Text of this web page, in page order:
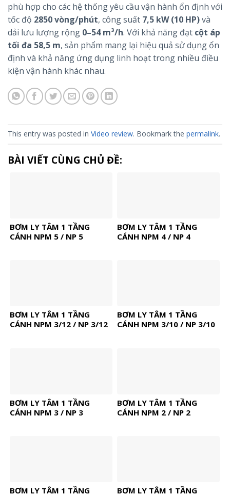
phù hợp cho các hệ thống yêu cầu vận hành ổn định với
tốc độ 2850 vòng/phút, công suất 7,5 kW (10 HP)và
dải lưu lượng rộng 0–54 m³/h. Với khả năng đạt cột áp
tối đa 58,5 m, sản phẩm mang lại hiệu quả sử dụng ổn
định và khả năng ứng dụng linh hoạt trong nhiều điều
kiện vận hành khác nhau.
This entry was posted in Video review. Bookmark the permalink.
BÀI VIẾT CÙNG CHỦ ĐỀ:
BƠM LY TÂM 1 TẦNG
CÁNH NPM 5 / NP 5
BƠM LY TÂM 1 TẦNG
CÁNH NPM 4 / NP 4
BƠM LY TÂM 1 TẦNG
CÁNH NPM 3/12 / NP 3/12
BƠM LY TÂM 1 TẦNG
CÁNH NPM 3/10 / NP 3/10
BƠM LY TÂM 1 TẦNG
CÁNH NPM 3 / NP 3
BƠM LY TÂM 1 TẦNG
CÁNH NPM 2 / NP 2
BƠM LY TÂM 1 TẦNG
BƠM LY TÂM 1 TẦNG